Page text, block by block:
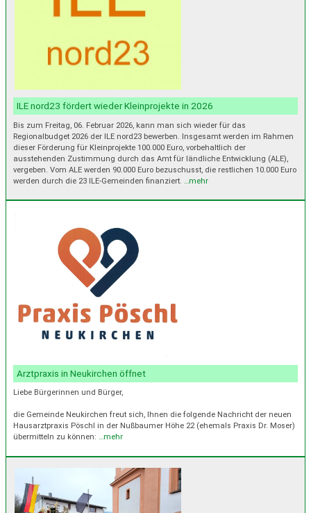
ILE nord23 fördert wieder Kleinprojekte in 2026
Bis zum Freitag, 06. Februar 2026, kann man sich wieder für das
Regionalbudget 2026 der ILE nord23 bewerben. Insgesamt werden im Rahmen
dieser Förderung für Kleinprojekte 100.000 Euro, vorbehaltlich der
ausstehenden Zustimmung durch das Amt für ländliche Entwicklung (ALE),
vergeben. Vom ALE werden 90.000 Euro bezuschusst, die restlichen 10.000 Euro
werden durch die 23 ILE-Gemeinden finanziert.
…mehr
Arztpraxis in Neukirchen öffnet
Liebe Bürgerinnen und Bürger,
die Gemeinde Neukirchen freut sich, Ihnen die folgende Nachricht der neuen
Hausarztpraxis Pöschl in der Nußbaumer Höhe 22 (ehemals Praxis Dr. Moser)
übermitteln zu können: …mehr